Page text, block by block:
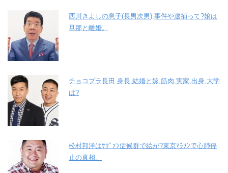
西川きよしの息子(長男次男),事件や逮捕って?娘は
旦那と離婚。
チョコプラ長田 身長,結婚と嫁,筋肉,実家,出身,大学
は?
松村邦洋はｻｳﾞｧﾝ症候群で絵が?東京ﾏﾗｿﾝで心肺停
止の真相。